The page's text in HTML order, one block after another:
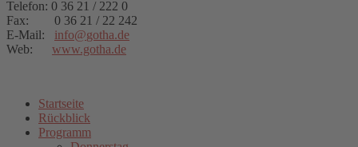
Telefon: 0 36 21 / 222 0
Fax: 0 36 21 / 22 242
E-Mail: info@gotha.de
Web: www.gotha.de
Startseite
Rückblick
Programm